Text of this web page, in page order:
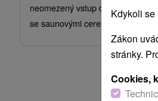
neomezený vstup do
se saunovými ceremoniály.
Kdykoli se
Zákon
stránky.
Cookies,